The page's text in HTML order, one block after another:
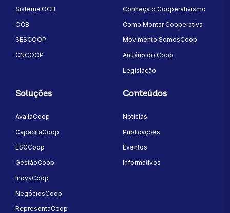
Sistema OCB
OCB
SESCOOP
CNCOOP
Conheça o Cooperativismo
Como Montar Cooperativa
Movimento SomosCoop
Anuário do Coop
Legislação
Soluções
AvaliaCoop
CapacitaCoop
ESGCoop
GestãoCoop
InovaCoop
NegóciosCoop
RepresentaCoop
Conteúdos
Notícias
Publicações
Eventos
Informativos